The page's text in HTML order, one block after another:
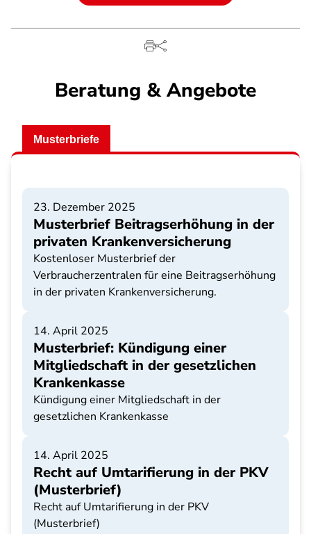
Beratung & Angebote
Musterbriefe
23. Dezember 2025
Musterbrief Beitragserhöhung in der
privaten Krankenversicherung
Kostenloser Musterbrief der
Verbraucherzentralen für eine Beitragserhöhung
in der privaten Krankenversicherung.
14. April 2025
Musterbrief: Kündigung einer
Mitgliedschaft in der gesetzlichen
Krankenkasse
Kündigung einer Mitgliedschaft in der
gesetzlichen Krankenkasse
14. April 2025
Recht auf Umtarifierung in der PKV
(Musterbrief)
Recht auf Umtarifierung in der PKV
(Musterbrief)